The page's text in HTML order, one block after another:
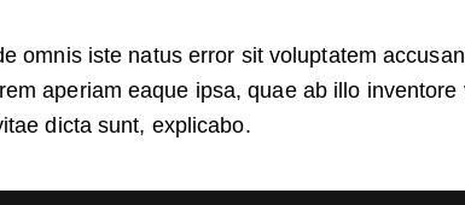
omnis iste natus error sit voluptatem
aperiam eaque ipsa, quae ab illo inventore
dicta sunt, explicabo.